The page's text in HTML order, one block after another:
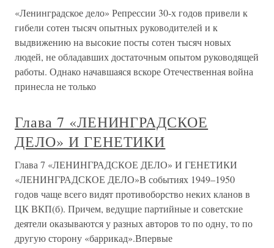
«Ленинградское дело» Репрессии 30-х годов привели к
гибели сотен тысяч опытных руководителей и к
выдвижению на высокие посты сотен тысяч новых
людей, не обладавших достаточным опытом руководящей
работы. Однако начавшаяся вскоре Отечественная война
принесла не только
Глава 7 «ЛЕНИНГРАДСКОЕ
ДЕЛО» И ГЕНЕТИКИ
Глава 7 «ЛЕНИНГРАДСКОЕ ДЕЛО» И ГЕНЕТИКИ
«ЛЕНИНГРАДСКОЕ ДЕЛО»В событиях 1949–1950
годов чаще всего видят противоборство неких кланов в
ЦК ВКП(б). Причем, ведущие партийные и советские
деятели оказываются у разных авторов то по одну, то по
другую сторону «баррикад».Впервые